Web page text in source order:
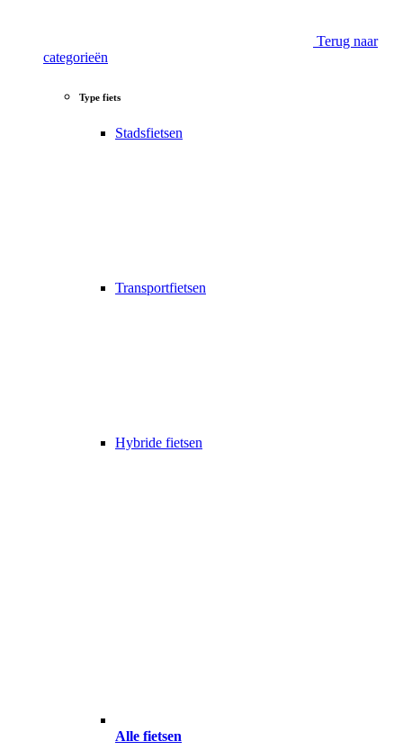
Terug naar
categorieën
Type fiets
Stadsfietsen
Transportfietsen
Hybride fietsen
Alle fietsen